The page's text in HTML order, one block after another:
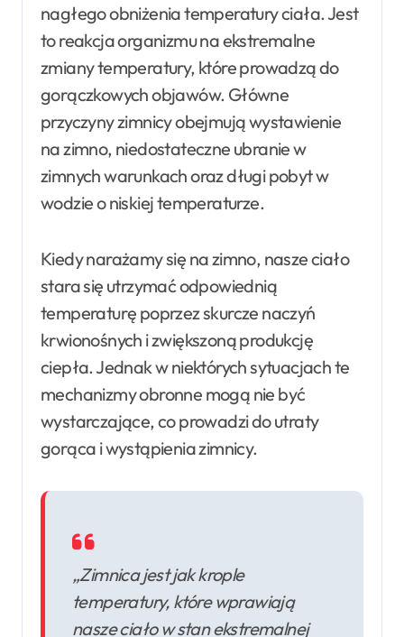
nagłego obniżenia temperatury ciała. Jest
to reakcja organizmu na ekstremalne
zmiany temperatury, które prowadzą do
gorączkowych objawów. Główne
przyczyny zimnicy obejmują wystawienie
na zimno, niedostateczne ubranie w
zimnych warunkach oraz długi pobyt w
wodzie o niskiej temperaturze.
Kiedy narażamy się na zimno, nasze ciało
stara się utrzymać odpowiednią
temperaturę poprzez skurcze naczyń
krwionośnych i zwiększoną produkcję
ciepła. Jednak w niektórych sytuacjach te
mechanizmy obronne mogą nie być
wystarczające, co prowadzi do utraty
gorąca i wystąpienia zimnicy.
„Zimnica jest jak krople
temperatury, które wprawiają
nasze ciało w stan ekstremalnej